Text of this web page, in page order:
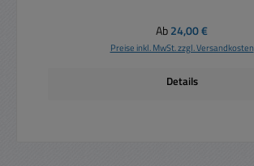
Regulärer Preis:
Ab24,00 €
Preise inkl. MwSt. zzgl. Versandkosten
Details